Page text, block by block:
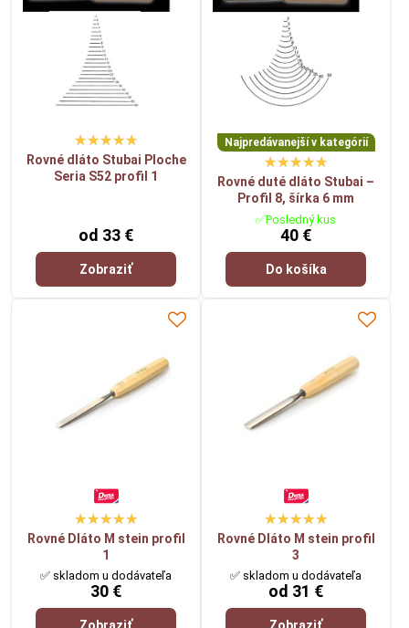
Rovné dláto Stubai Ploche
Seria S52 profil 1
od 33 €
Zobraziť
Najpredávanejší v kategórií
Rovné duté dláto Stubai –
Profil 8, šírka 6 mm
✅Posledný kus
40 €
Do košíka
Rovné Dláto M stein profil
1
✅ skladom u dodávateľa
30 €
Rovné Dláto M stein profil
3
✅ skladom u dodávateľa
od 31 €